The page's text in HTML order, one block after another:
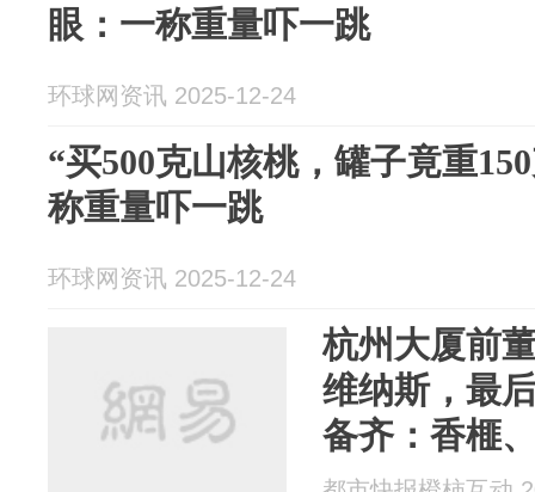
眼：一称重量吓一跳
环球网资讯 2025-12-24
“买500克山核桃，罐子竟重
称重量吓一跳
环球网资讯 2025-12-24
杭州大厦前
维纳斯，最
备齐：香榧
果……